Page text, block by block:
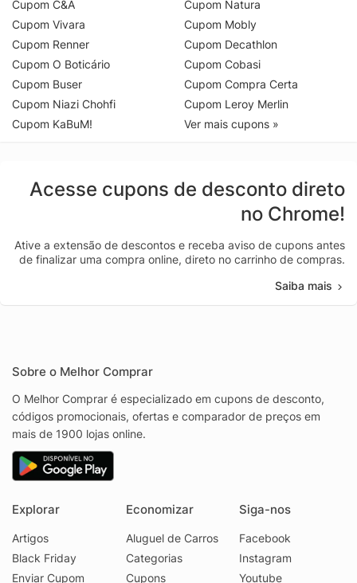
Cupom C&A
Cupom Vivara
Cupom Renner
Cupom O Boticário
Cupom Buser
Cupom Niazi Chohfi
Cupom KaBuM!
Cupom Natura
Cupom Mobly
Cupom Decathlon
Cupom Cobasi
Cupom Compra Certa
Cupom Leroy Merlin
Ver mais cupons »
Acesse cupons de desconto direto
no Chrome!
Ative a extensão de descontos e receba aviso de cupons antes
de finalizar uma compra online, direto no carrinho de compras.
Saiba mais
Sobre o Melhor Comprar
O Melhor Comprar é especializado em cupons de desconto,
códigos promocionais, ofertas e comparador de preços em
mais de 1900 lojas online.
Explorar
Artigos
Black Friday
Enviar Cupom
Economizar
Aluguel de Carros
Categorias
Cupons
Siga-nos
Facebook
Instagram
Youtube